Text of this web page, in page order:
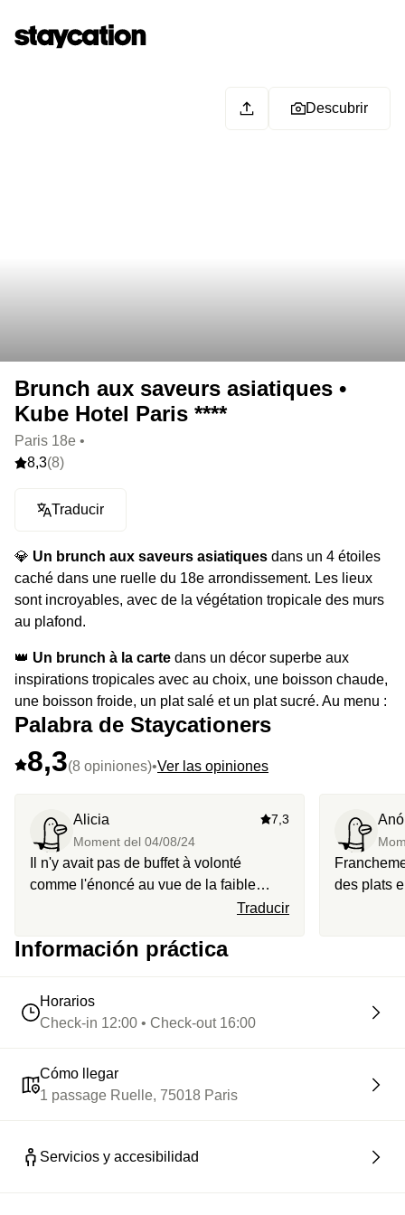
Descubrir
Brunch aux saveurs asiatiques •
Kube Hotel Paris ****
Paris 18e •
8,3(8)
Traducir
💎 Un brunch aux saveurs asiatiques dans un 4 étoiles
caché dans une ruelle du 18e arrondissement. Les lieux
sont incroyables, avec de la végétation tropicale des murs
au plafond.
👑 Un brunch à la carte dans un décor superbe aux
inspirations tropicales avec au choix, une boisson chaude,
une boisson froide, un plat salé et un plat sucré. Au menu :
matcha, jus pressé, soupe miso, edamame, pokébowl à
Le highlight :
Palabra de Staycationers
8,3(8 opiniones)•Ver las opiniones
Alicia
Moment del 04/08/24
7,3
Il n'y avait pas de buffet à volonté
comme l'énoncé au vue de la faible
fréquentation en ce mois d'août. Le
nourriture n'était pas au rendez-vous
et agréable.
Traducir
des plats
Información práctica
Horarios
Check-in 12:00 • Check-out 16:00
Cómo llegar
1 passage Ruelle, 75018 Paris
Servicios y accesibilidad